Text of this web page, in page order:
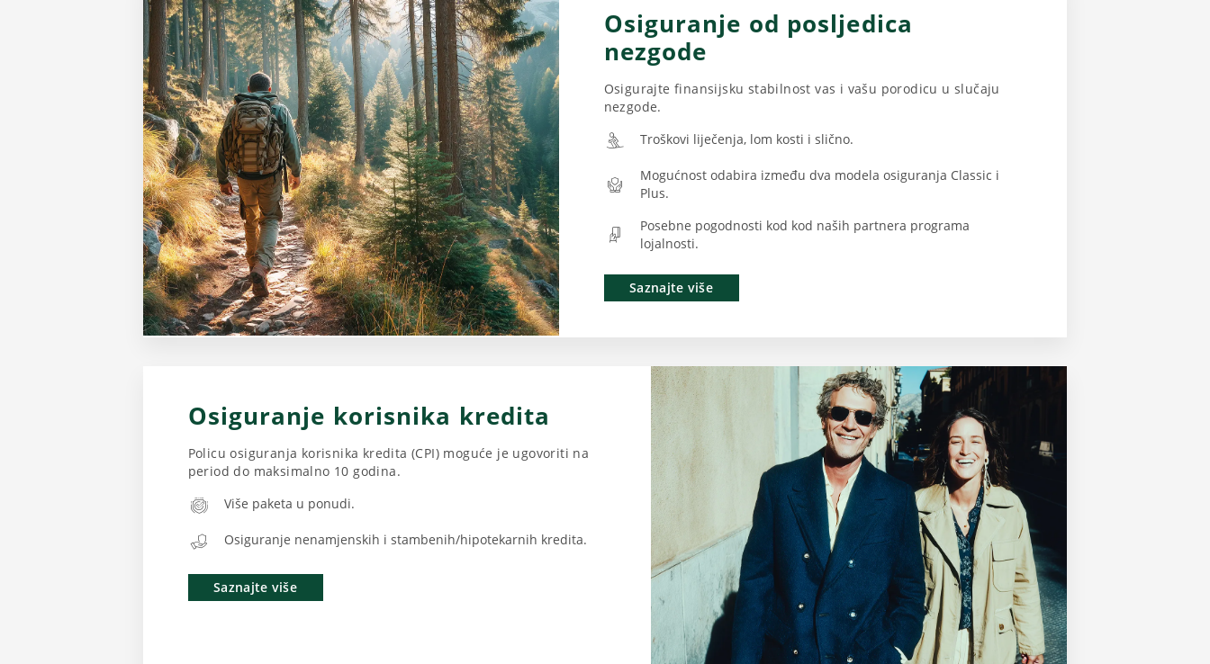
Osiguranje od posljedica
nezgode
Osigurajte finansijsku stabilnost vas i vašu porodicu u slučaju
nezgode.
Troškovi liječenja, lom kosti i slično.
Mogućnost odabira između dva modela osiguranja Classic i
Plus.
Posebne pogodnosti kod kod naših partnera programa
lojalnosti.
Saznajte više
Osiguranje korisnika kredita
Policu osiguranja korisnika kredita (CPI) moguće je ugovoriti na
period do maksimalno 10 godina.
Više paketa u ponudi.
Osiguranje nenamjenskih i stambenih/hipotekarnih kredita.
Saznajte više